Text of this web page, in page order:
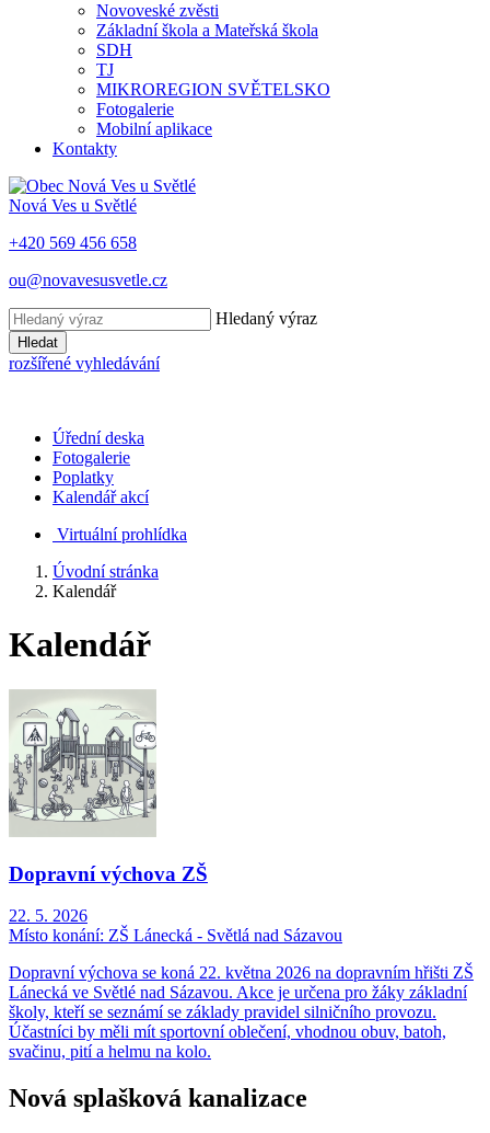
Novoveské zvěsti
Základní škola a Mateřská škola
SDH
TJ
MIKROREGION SVĚTELSKO
Fotogalerie
Mobilní aplikace
Kontakty
Nová Ves u Světlé
+420 569 456 658
ou@novavesusvetle.cz
Hledaný výraz
Hledat
rozšířené vyhledávání
Úřední deska
Fotogalerie
Poplatky
Kalendář akcí
Virtuální prohlídka
Úvodní stránka
Kalendář
Kalendář
Dopravní výchova ZŠ
22. 5. 2026
Místo konání: ZŠ Lánecká - Světlá nad Sázavou
Dopravní výchova se koná 22. května 2026 na dopravním hřišti ZŠ
Lánecká ve Světlé nad Sázavou. Akce je určena pro žáky základní
školy, kteří se seznámí se základy pravidel silničního provozu.
Účastníci by měli mít sportovní oblečení, vhodnou obuv, batoh,
svačinu, pití a helmu na kolo.
Nová splašková kanalizace